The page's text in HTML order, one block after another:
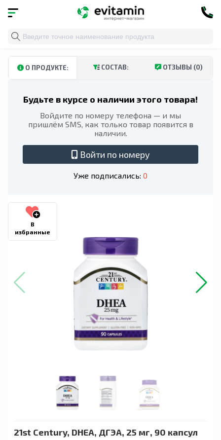
Главная Витамины и минералы
О ПРОДУКТЕ: СОСТАВ: ОТЗЫВЫ (0)
Будьте в курсе о наличии этого товара!
Войдите по номеру телефона — и мы
пришлём SMS, как только товар появится в
наличии.
Войти по номеру
Уже подписались: 0
В
избранные
21st Century, DHEA, ДГЭА, 25 мг, 90 капсул